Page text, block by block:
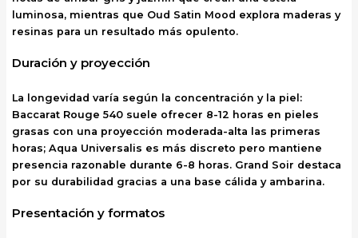
luminosa, mientras que Oud Satin Mood explora maderas y
resinas para un resultado más opulento.
Duración y proyección
La longevidad varía según la concentración y la piel:
Baccarat Rouge 540 suele ofrecer 8-12 horas en pieles
grasas con una proyección moderada-alta las primeras
horas; Aqua Universalis es más discreto pero mantiene
presencia razonable durante 6-8 horas. Grand Soir destaca
por su durabilidad gracias a una base cálida y ambarina.
Presentación y formatos